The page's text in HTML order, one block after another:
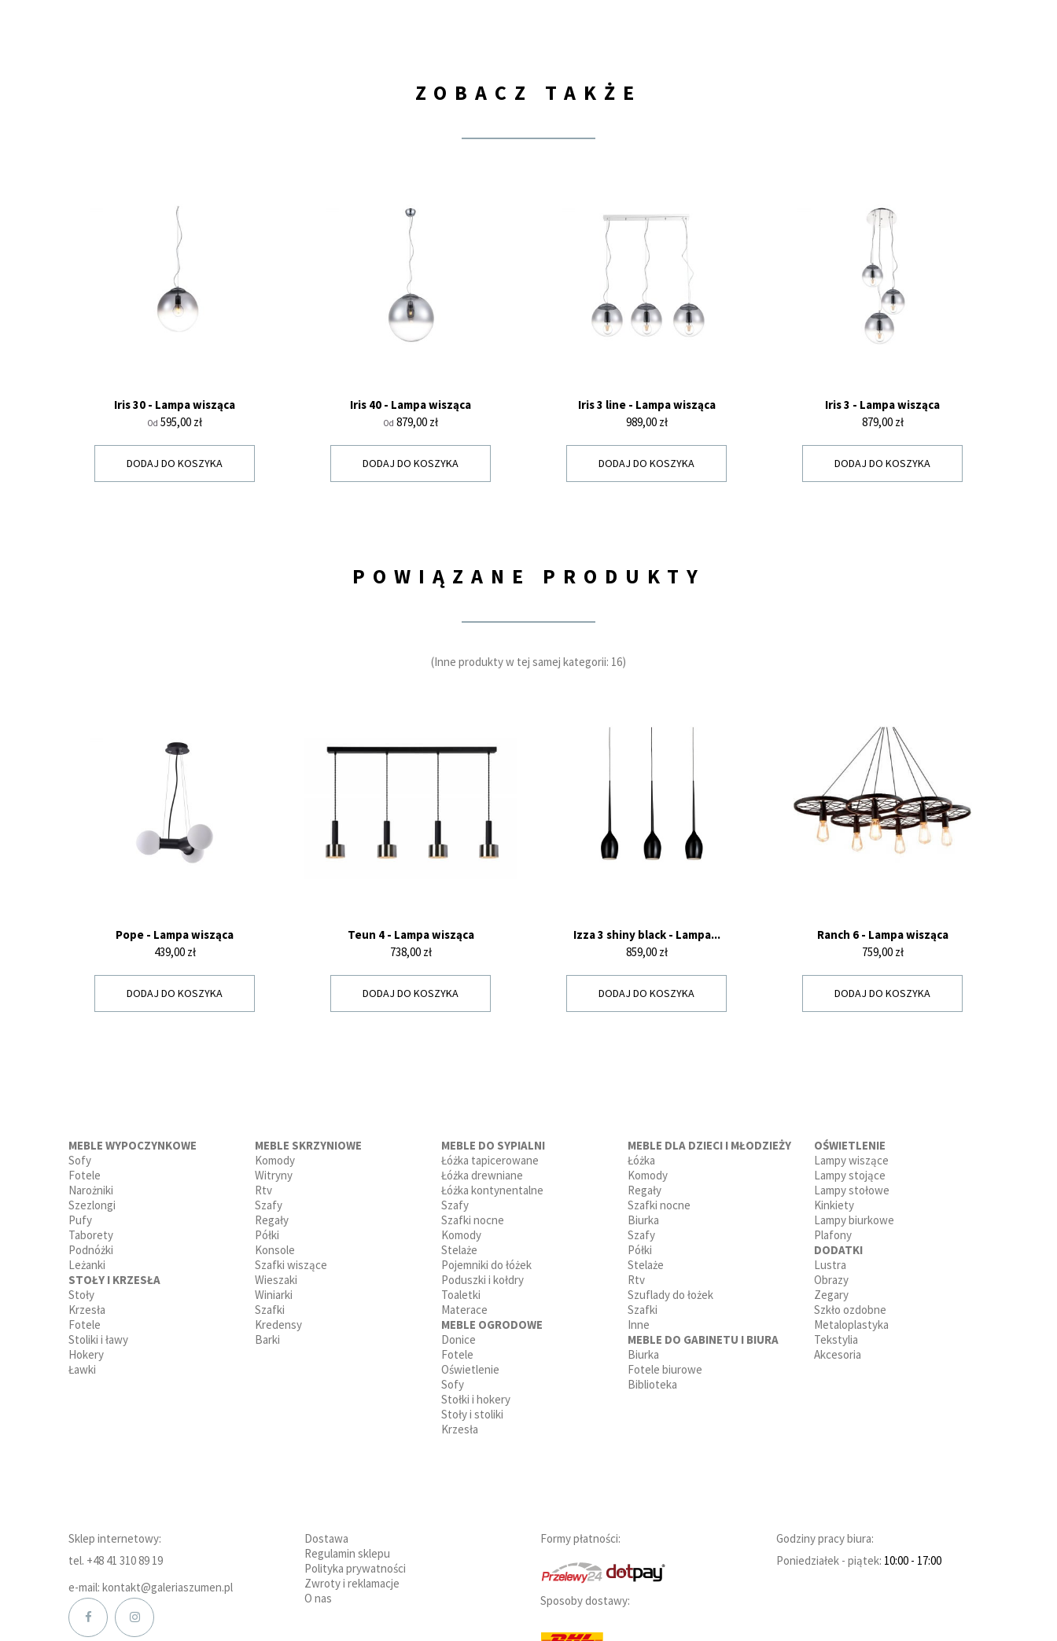
ZOBACZ TAKŻE
Iris 30 - Lampa wisząca
Od Cena
595,00 zł
DODAJ DO KOSZYKA
Iris 40 - Lampa wisząca
Od Cena
879,00 zł
DODAJ DO KOSZYKA
Iris 3 line - Lampa wisząca
Cena
989,00 zł
DODAJ DO KOSZYKA
Iris 3 - Lampa wisząca
Cena
879,00 zł
DODAJ DO KOSZYKA
POWIĄZANE PRODUKTY
(Inne produkty w tej samej kategorii: 16)
Pope - Lampa wisząca
Cena
439,00 zł
DODAJ DO KOSZYKA
Teun 4 - Lampa wisząca
Cena
738,00 zł
DODAJ DO KOSZYKA
Izza 3 shiny black - Lampa...
Cena
859,00 zł
DODAJ DO KOSZYKA
Ranch 6 - Lampa wisząca
Cena
759,00 zł
DODAJ DO KOSZYKA
MEBLE WYPOCZYNKOWE
Sofy
Fotele
Narożniki
Szezlongi
Pufy
Taborety
Podnóżki
Leżanki
STOŁY I KRZESŁA
Stoły
Krzesła
Fotele
Stoliki i ławy
Hokery
Ławki
MEBLE SKRZYNIOWE
Komody
Witryny
Rtv
Szafy
Regały
Półki
Konsole
Szafki wiszące
Wieszaki
Winiarki
Szafki
Kredensy
Barki
MEBLE DO SYPIALNI
Łóżka tapicerowane
Łóżka drewniane
Łóżka kontynentalne
Szafy
Szafki nocne
Komody
Stelaże
Pojemniki do łóżek
Poduszki i kołdry
Toaletki
Materace
MEBLE OGRODOWE
Donice
Fotele
Oświetlenie
Sofy
Stołki i hokery
Stoły i stoliki
Krzesła
MEBLE DLA DZIECI I MŁODZIEŻY
Łóżka
Komody
Regały
Szafki nocne
Biurka
Szafy
Półki
Stelaże
Rtv
Szuflady do łożek
Szafki
Inne
MEBLE DO GABINETU I BIURA
Biurka
Fotele biurowe
Biblioteka
OŚWIETLENIE
Lampy wiszące
Lampy stojące
Lampy stołowe
Kinkiety
Lampy biurkowe
Plafony
DODATKI
Lustra
Obrazy
Zegary
Szkło ozdobne
Metaloplastyka
Tekstylia
Akcesoria
Sklep internetowy:
tel. +48 41 310 89 19
e-mail: kontakt@galeriaszumen.pl
Dostawa
Regulamin sklepu
Polityka prywatności
Zwroty i reklamacje
O nas
Formy płatności:
Sposoby dostawy:
Godziny pracy biura:
Poniedziałek - piątek: 10:00 - 17:00